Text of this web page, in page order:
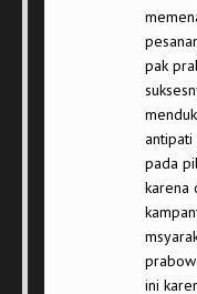
pak
pada
karena
ini